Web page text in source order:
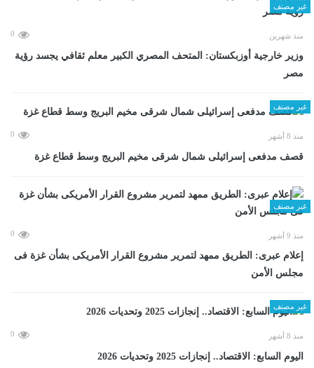
غير مصنف
منذ شهرين 0
وزير خارجية أوزبكستان: المتحف المصري الكبير معلم ثقافي يجسد رؤية
مصر
غير مصنف
منذ 8 أشهر 0
قصف مدفعى إسرائيلى شمال شرقى مخيم البريج وسط قطاع غزة
غير مصنف
منذ 9 أشهر 0
إعلام عبرى: الطريق ممهد لتمرير مشروع القرار الأمريكى بشأن غزة فى
مجلس الأمن
غير مصنف
منذ 8 أشهر 0
اليوم السابع: الاقتصاد.. إنجازات 2025 وتحديات 2026